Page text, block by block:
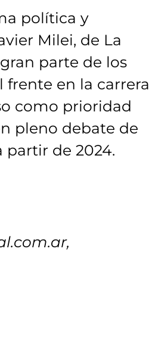
política y
Milei, de La
parte de los
frente en la carrera
como prioridad
pleno debate de
partir de 2024.